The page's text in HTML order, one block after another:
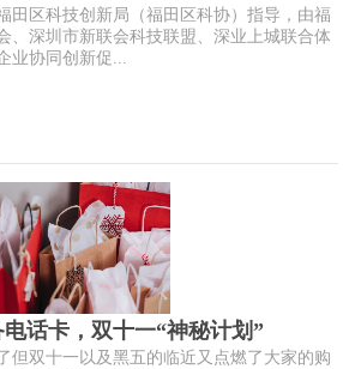
田区科技创新局（福田区科协）指导，由福
、深圳市新联会科技联盟、深业上城联合体
业协同创新促...
话卡，双十一“神秘计划”
但双十一以及黑五的临近又点燃了大家的购